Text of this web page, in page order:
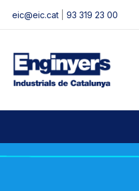
eic@eic.cat 93 319 23 00